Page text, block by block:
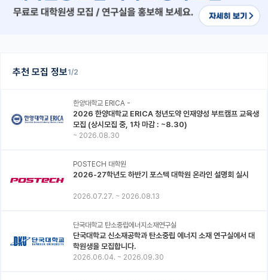
추천 모집 정보1/2
한양대학교 ERICA -
2026 한양대학교 ERICA 청년도약 인재양성 부트캠프 교육생
모집 (상시모집 중, 1차 마감 : ~8.30)
~ 2026.08.30
POSTECH 대학원
2026-27학년도 하반기 포스텍 대학원 온라인 설명회 실시
2026.07.27. ~ 2026.08.13
단국대학교 탄소중립에너지소재연구실
단국대학교 신소재공학과 탄소중립 에너지 소재 연구실에서 대
학원생을 모집합니다.
2026.06.04. ~ 2026.09.30